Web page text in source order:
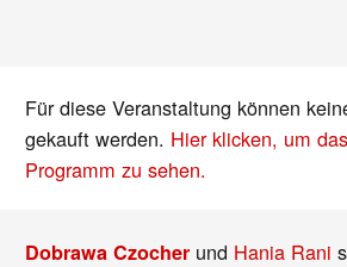
Für diese Veranstaltung können
gekauft werden. Hier klicken, um
Programm zu sehen.
Dobrawa Czocher und Hania Rani